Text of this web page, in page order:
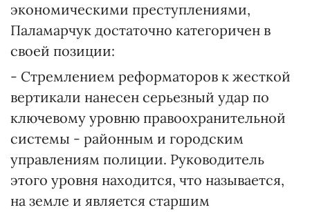
экономическими преступлениями,
Паламарчук достаточно категоричен в
своей позиции:
- Стремлением реформаторов к жесткой
вертикали нанесен серьезный удар по
ключевому уровню правоохранительной
системы - районным и городским
управлениям полиции. Руководитель
этого уровня находится, что называется,
на земле и является старшим